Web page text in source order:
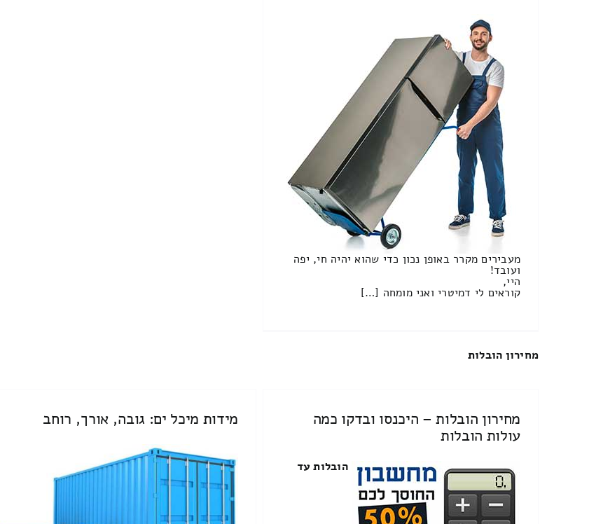
מעבירים מקרר באופן נכון כדי שהוא יהיה חי, יפה
ועובד!
היי,
קוראים לי דמיטרי ואני מומחה […]
מחירון הובלות
מחירון הובלות – היכנסו ובדקו כמה
עולות הובלות
הובלות עד
מידות מיכל ים: גובה, אורך, רוחב